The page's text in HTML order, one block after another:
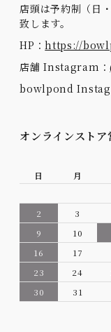
店頭は予約制（日
致します。
HP：https://
店舗 Instagram：
bowlpond
オンラインストア
日
月
2
3
9
10
16
17
23
24
30
31